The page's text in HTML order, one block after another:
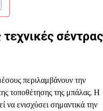
τεχνικές σέντρας
περιλαμβάνουν την
τοποθέτησης της μπάλας. Η
να ενισχύσει σημαντικά την